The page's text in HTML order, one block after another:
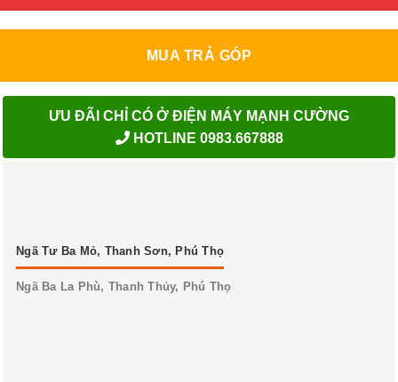
MUA TRẢ GÓP
ƯU ĐÃI CHỈ CÓ Ở ĐIỆN MÁY MẠNH CƯỜNG
HOTLINE 0983.667888
Ngã Tư Ba Mỏ, Thanh Sơn, Phú Thọ
Ngã Ba La Phù, Thanh Thủy, Phú Thọ